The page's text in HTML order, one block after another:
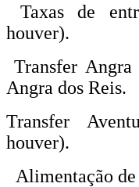
Taxas de
houver).
Transfer
Angra dos Reis.
Transfer
houver).
Alimentação